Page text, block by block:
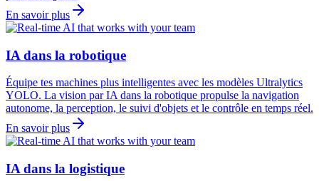
En savoir plus
IA dans la robotique
Équipe tes machines plus intelligentes avec les modèles Ultralytics
YOLO. La vision par IA dans la robotique propulse la navigation
autonome, la perception, le suivi d'objets et le contrôle en temps réel.
En savoir plus
IA dans la logistique